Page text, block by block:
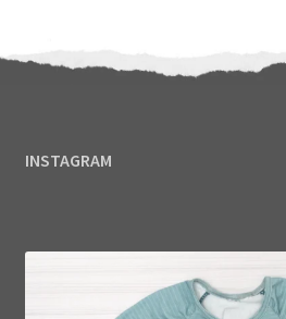
INSTAGRAM